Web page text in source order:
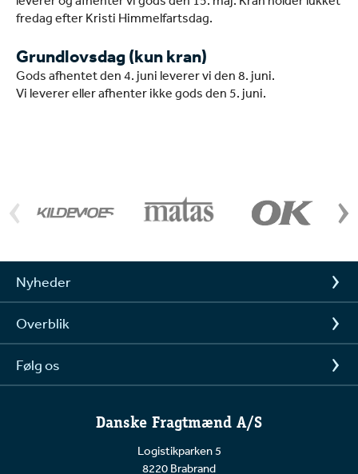
fredag efter Kristi Himmelfartsdag.
Grundlovsdag (kun kran)
Gods afhentet den 4. juni leverer vi den 8. juni.
Vi leverer eller afhenter ikke gods den 5. juni.
Nyheder
Overblik
Følg os
Danske Fragtmænd A/S
Logistikparken 5
8220 Brabrand